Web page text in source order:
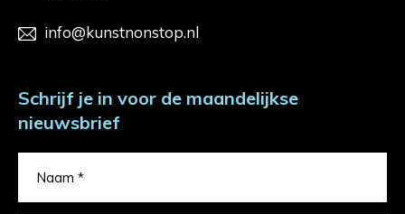
info@kunstnonstop.nl
Schrijf je in voor de maandelijkse
nieuwsbrief